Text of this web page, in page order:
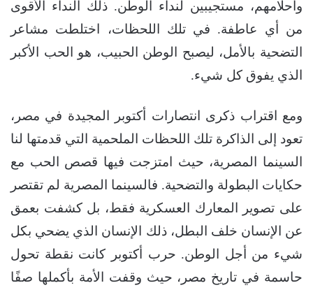
وأحلامهم، مستجيبين لنداء الوطن. ذلك النداء الأقوى
من أي عاطفة. في تلك اللحظات، اختلطت مشاعر
التضحية بالأمل، ليصبح الوطن الحبيب، هو الحب الأكبر
الذي يفوق كل شيء.
ومع اقتراب ذكرى انتصارات أكتوبر المجيدة في مصر،
تعود إلى الذاكرة تلك اللحظات الملحمية التي قدمتها لنا
السينما المصرية، حيث امتزجت فيها قصص الحب مع
حكايات البطولة والتضحية. فالسينما المصرية لم تقتصر
على تصوير المعارك العسكرية فقط، بل كشفت بعمق
عن الإنسان خلف البطل، ذلك الإنسان الذي يضحي بكل
شيء من أجل الوطن. حرب أكتوبر كانت نقطة تحول
حاسمة في تاريخ مصر، حيث وقفت الأمة بأكملها صفًا